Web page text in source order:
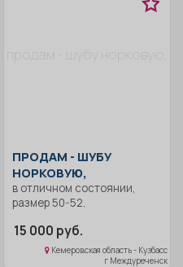
продам - шубу норковую,
ПРОДАМ - ШУБУ
НОРКОВУЮ,
в отличном состоянии,
размер 50-52.
15 000 руб.
Кемеровская область - Кузбасс
г Междуреченск